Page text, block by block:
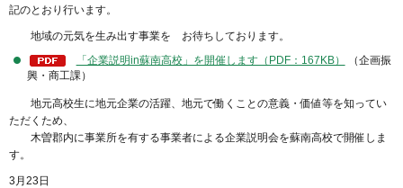
記のとおり行います。
地域の元気を生み出す事業を お待ちしております。
「企業説明in蘇南高校」を開催します（PDF：167KB）
（企画振
興・商工課）
地元高校生に地元企業の活躍、地元で働くことの意義・価値等を知ってい
ただくため、
木曽郡内に事業所を有する事業者による企業説明会を蘇南高校で開催しま
す。
3月23日